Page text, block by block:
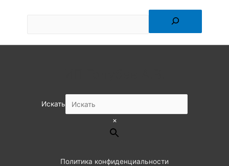
и
Искать
×
Политика конфиденциальности